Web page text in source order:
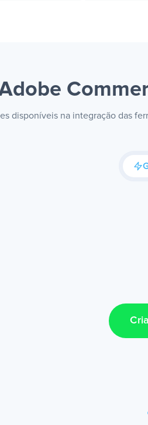
disponíveis na integração das